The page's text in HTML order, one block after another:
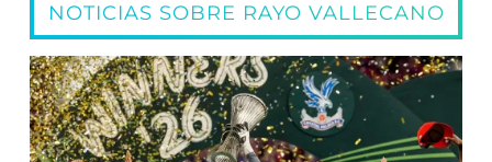
NOTICIAS SOBRE RAYO VALLECANO